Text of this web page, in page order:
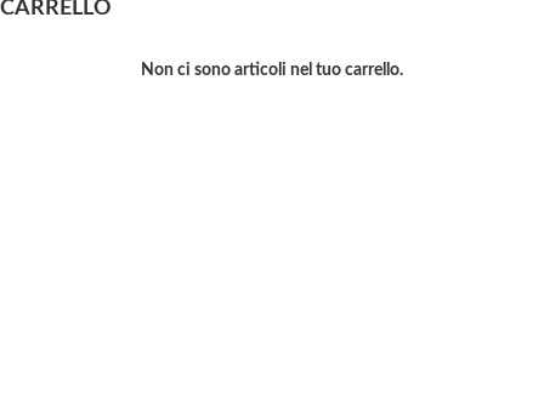
CARRELLO
Non ci sono articoli nel tuo carrello.